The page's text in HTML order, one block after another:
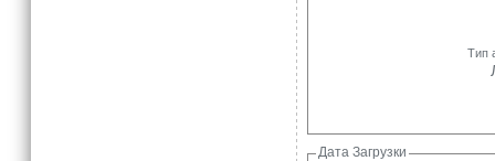
Тип
Дата Загрузки